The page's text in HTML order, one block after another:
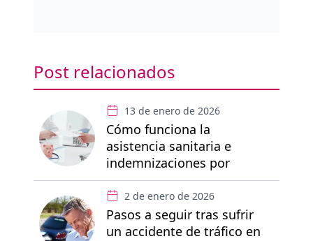
Post relacionados
13 de enero de 2026
Cómo funciona la
asistencia sanitaria e
indemnizaciones por
accidente de tráfico
2 de enero de 2026
Pasos a seguir tras sufrir
un accidente de tráfico en